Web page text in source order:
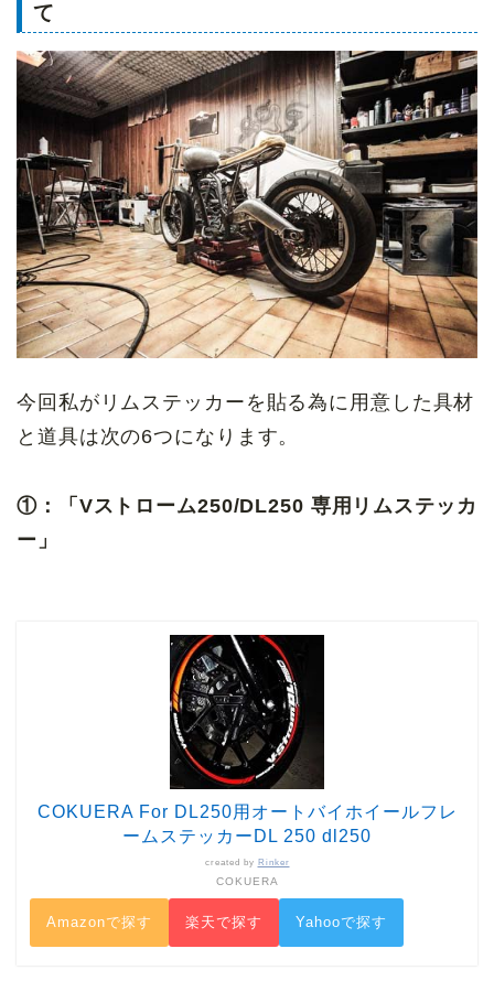
て
今回私がリムステッカーを貼る為に用意した具材
と道具は次の6つになります。
①：「Vストローム250/DL250 専用リムステッカ
ー」
COKUERA For DL250用オートバイホイールフレ
ームステッカーDL 250 dl250
created by Rinker
COKUERA
Amazonで探す 楽天で探す Yahooで探す